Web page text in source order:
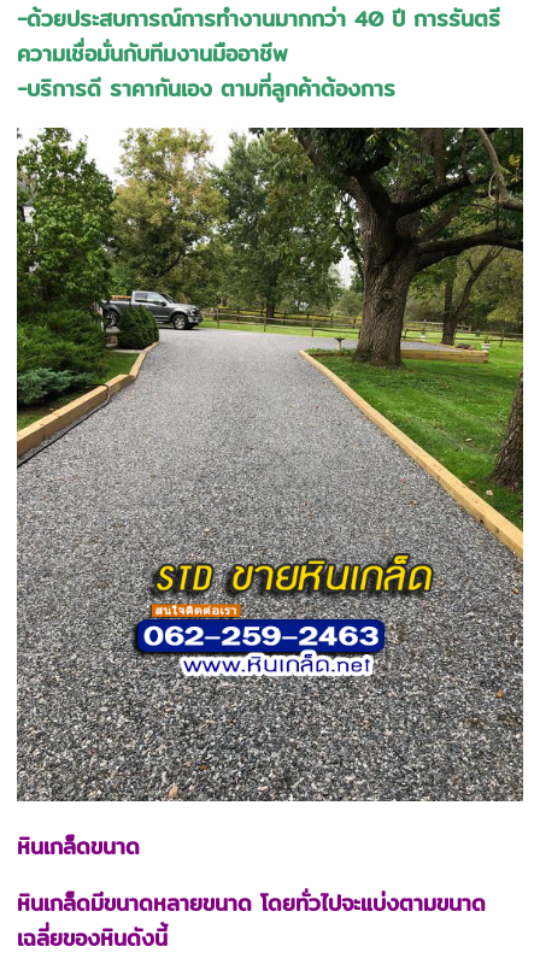
-ด้วยประสบการณ์การทำงานมากกว่า 40 ปี การรันตรี
ความเชื่อมั่นกับทีมงานมืออาชีพ
-บริการดี ราคากันเอง ตามที่ลูกค้าต้องการ
หินเกล็ดขนาด
หินเกล็ดมีขนาดหลายขนาด โดยทั่วไปจะแบ่งตามขนาด
เฉลี่ยของหินดังนี้